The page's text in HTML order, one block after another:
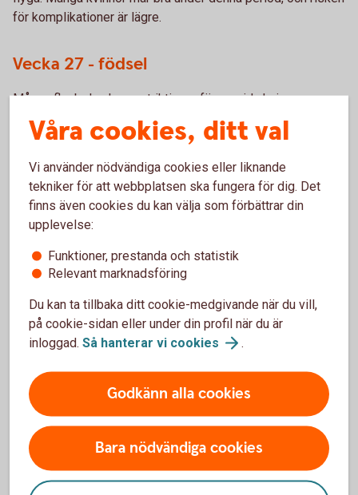
för komplikationer är lägre.
Vecka 27 - födsel
Många flygbolag har restriktioner för gravida kvinnor som
når eller överstiger 28–36 veckor, beroende på bolagets
policy. Kontrollera restriktionerna innan du bokar.
Hur kan en försäkring hjälpa?
Avbokning och ombokning
ombokning av flygningen på grund av graviditetsrelaterade
skäl.
Nödsituationer
Känn till försäkringens täckning för eventuella
nödsituationer under resan och för förlossning utomlands.
Flygbolagets ansvar
Våra cookies, ditt val
Vi använder nödvändiga cookies eller liknande
tekniker för att webbplatsen ska fungera för dig. Det
finns även cookies du kan välja som förbättrar din
upplevelse:
Funktioner, prestanda och statistik
Relevant marknadsföring
Du kan ta tillbaka ditt cookie-medgivande när du vill,
på cookie-sidan eller under din profil när du är
inloggad. Så hanterar vi cookies .
Godkänn alla cookies
Bara nödvändiga cookies